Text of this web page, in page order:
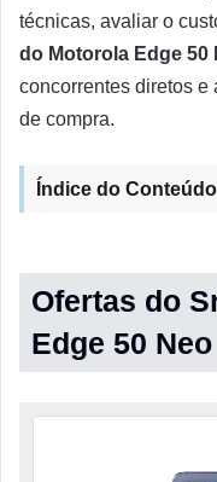
técnicas, avaliar o
do Motorola Edge 50
concorrentes diretos e
de compra.
Índice do Conteúdo
Ofertas do
Edge 50 Neo